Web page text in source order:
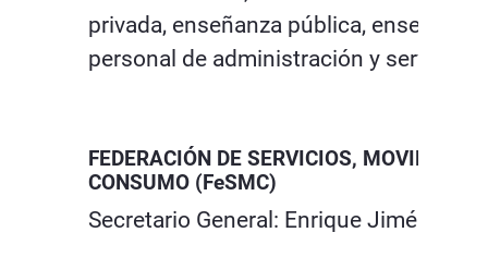
privada, enseñanza pública,
personal de administración y servicios.
FEDERACIÓN DE SERVICIOS, MOVILIDAD
CONSUMO (FeSMC)
Secretario General: Enrique Jiménez